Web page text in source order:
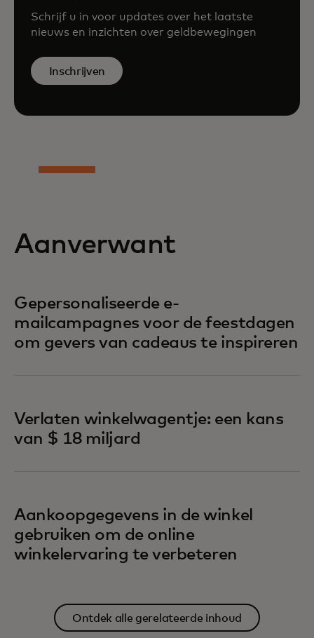
Schrijf u in voor updates over het laatste
nieuws en inzichten over geldbewegingen
Inschrijven
Aanverwant
Gepersonaliseerde e-
mailcampagnes voor de feestdagen
om gevers van cadeaus te inspireren
Verlaten winkelwagentje: een kans
van $ 18 miljard
Aankoopgegevens in de winkel
gebruiken om de online
winkelervaring te verbeteren
Ontdek alle gerelateerde inhoud